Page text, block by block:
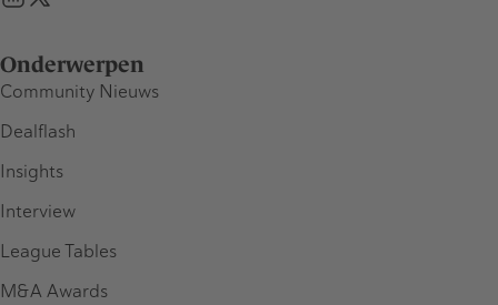
Onderwerpen
Community Nieuws
Dealflash
Insights
Interview
League Tables
M&A Awards